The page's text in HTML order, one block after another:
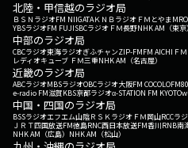
北陸・甲信越のラジオ局
ＢＳＮラジオFM NIIGATAＫＮＢラジオ ＦＭとやま
YBSラジオFM FUJISBCラジオ ＦＭ長野NHK AM（東京）
中部のラジオ局
CBCラジオ東海ラジオぎふチャンZIP-FMFM AICHI Ｆ
レディオキューブ ＦＭ三重NHK AM（名古屋）
近畿のラジオ局
ABCラジオMBSラジオOBCラジオ大阪FM COCOLO
e-radio FM滋賀KBS京都ラジオα-STATION FM KYOTO
中国・四国のラジオ局
BSSラジオエフエム山陰ＲＳＫラジオ ＦＭ岡山RCCラ
ＪＲＴ四国放送FM徳島RNC西日本放送FM香川RNB南
NHK AM（広島） NHK AM（松山）